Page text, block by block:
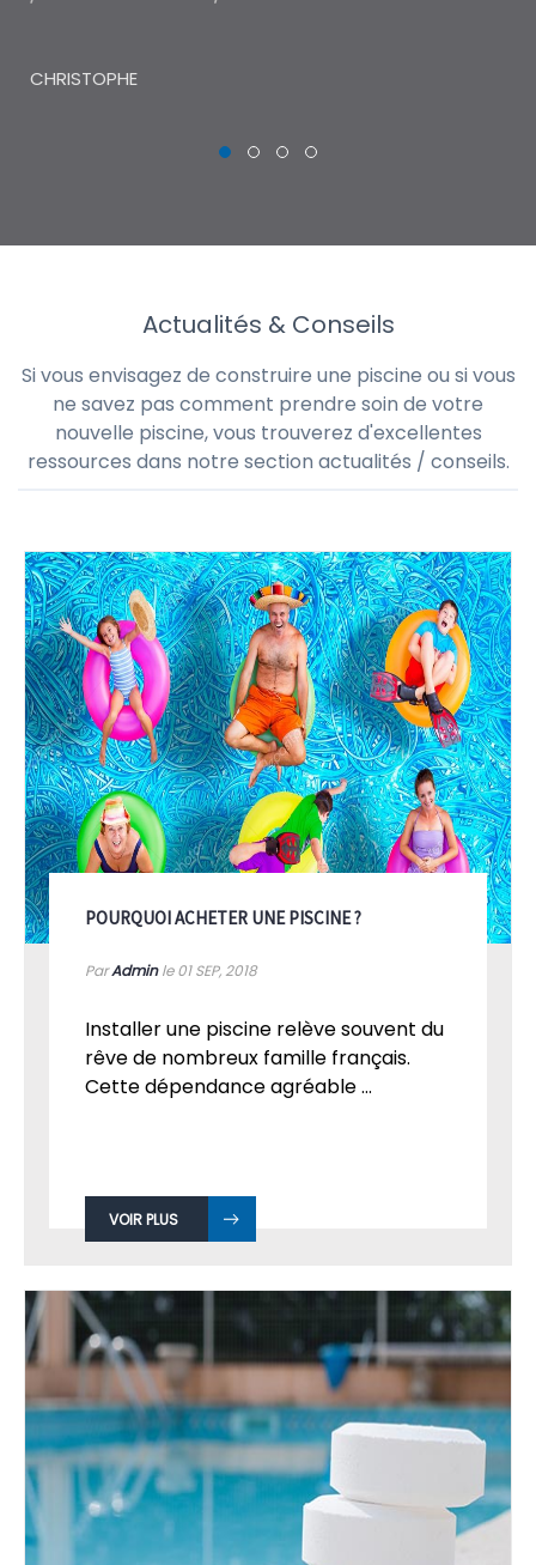
CHRISTOPHE
Actualités & Conseils
Si vous envisagez de construire une piscine ou si vous
ne savez pas comment prendre soin de votre
nouvelle piscine, vous trouverez d'excellentes
ressources dans notre section actualités / conseils.
POURQUOI ACHETER UNE PISCINE ?
ParAdminle 01SEP, 2018
Installer une piscine relève souvent du
rêve de nombreux famille français.
Cette dépendance agréable ...
VOIR PLUS